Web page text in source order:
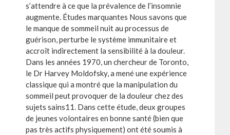
s’attendre à ce que la prévalence de l’insomnie
augmente. Études marquantes Nous savons que
le manque de sommeil nuit au processus de
guérison, perturbe le système immunitaire et
accroît indirectement la sensibilité à la douleur.
Dans les années 1970, un chercheur de Toronto,
le Dr Harvey Moldofsky, a mené une expérience
classique qui a montré que la manipulation du
sommeil peut provoquer de la douleur chez des
sujets sains11. Dans cette étude, deux groupes
de jeunes volontaires en bonne santé (bien que
pas très actifs physiquement) ont été soumis à